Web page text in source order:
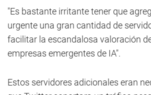
"Es bastante irritante tener que
urgente una gran cantidad de
facilitar la escandalosa valoración
empresas emergentes de IA".
Estos servidores adicionales eran